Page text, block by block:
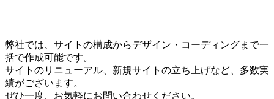
弊社では、サイトの構成からデザイン・コーディングまで一
括で作成可能です。
サイトのリニューアル、新規サイトの立ち上げなど、多数実
績がございます。
ぜひ一度、お気軽にお問い合わせください。